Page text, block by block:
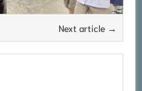
Next article →